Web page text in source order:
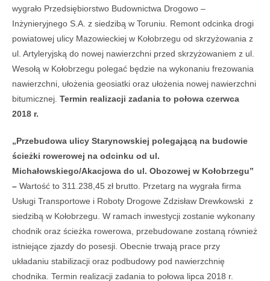
wygrało Przedsiębiorstwo Budownictwa Drogowo –
Inżynieryjnego S.A. z siedzibą w Toruniu. Remont odcinka drogi
powiatowej ulicy Mazowieckiej w Kołobrzegu od skrzyżowania z
ul. Artyleryjską do nowej nawierzchni przed skrzyżowaniem z ul.
Wesołą w Kołobrzegu polegać będzie na wykonaniu frezowania
nawierzchni, ułożenia geosiatki oraz ułożenia nowej nawierzchni
bitumicznej. Termin realizacji zadania to połowa czerwca
2018 r.
„Przebudowa ulicy Starynowskiej polegającą na budowie
ścieżki rowerowej na odcinku od ul.
Michałowskiego/Akacjowa do ul. Obozowej w Kołobrzegu”
– Wartość to 311.238,45 zł brutto. Przetarg na wygrała firma
Usługi Transportowe i Roboty Drogowe Zdzisław Drewkowski z
siedzibą w Kołobrzegu. W ramach inwestycji zostanie wykonany
chodnik oraz ścieżka rowerowa, przebudowane zostaną również
istniejące zjazdy do posesji. Obecnie trwają prace przy
układaniu stabilizacji oraz podbudowy pod nawierzchnię
chodnika. Termin realizacji zadania to połowa lipca 2018 r.